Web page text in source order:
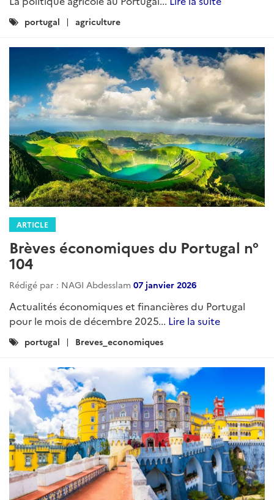
Catégories
portugal agriculture
ARTICLE
Brèves économiques du Portugal n°
104
Rédigé par : NAGI Abdesslam 07 janvier 2026
Actualités économiques et financières du Portugal
pour le mois de décembre 2025... Lire la suite
Catégories
portugal Breves_economiques